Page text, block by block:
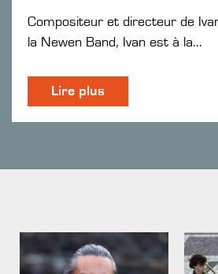
Compositeur et directeur de
la Newen Band, Ivan est à la...
Lire plus